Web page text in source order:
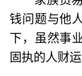
钱问题与他
下，虽然事
固执的人财运